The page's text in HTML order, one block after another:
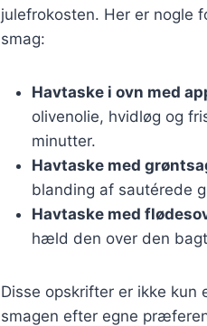
julefrokosten. Her er nogle
smag:
Havtaske i ovn med
olivenolie, hvidløg og
minutter.
Havtaske med
blanding af sautérede
Havtaske med
hæld den over den
Disse opskrifter er ikke kun
smagen efter egne